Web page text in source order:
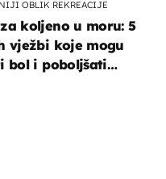
OBLIK REKREACIJE
koljeno u moru: 5
vježbi koje mogu
bol i poboljšati